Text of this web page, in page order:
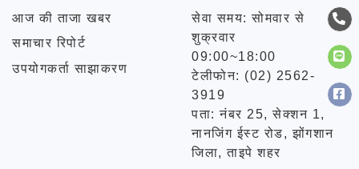
आज की ताजा खबर
समाचार रिपोर्ट
उपयोगकर्ता साझाकरण
सेवा समय: सोमवार से
शुक्रवार
09:00~18:00
टेलीफोन: (02) 2562-
3919
पता: नंबर 25, सेक्शन 1,
नानजिंग ईस्ट रोड, झोंगशान
जिला, ताइपे शहर